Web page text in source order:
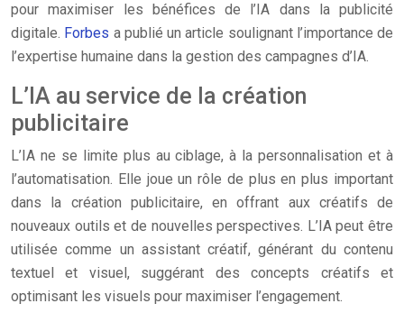
pour maximiser les bénéfices de l’IA dans la publicité
digitale. Forbes a publié un article soulignant l’importance de
l’expertise humaine dans la gestion des campagnes d’IA.
L’IA au service de la création
publicitaire
L’IA ne se limite plus au ciblage, à la personnalisation et à
l’automatisation. Elle joue un rôle de plus en plus important
dans la création publicitaire, en offrant aux créatifs de
nouveaux outils et de nouvelles perspectives. L’IA peut être
utilisée comme un assistant créatif, générant du contenu
textuel et visuel, suggérant des concepts créatifs et
optimisant les visuels pour maximiser l’engagement.